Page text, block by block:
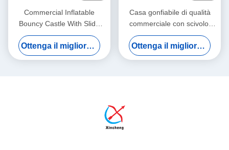
Commercial Inflatable
Bouncy Castle With Slide
Spiderman Bouncy Castle
For Sale
Ottenga il migliore prezzo
Casa gonfiabile di qualità
commerciale con scivolo,
grande castello gonfiabile
combinato
Ottenga il migliore prezzo